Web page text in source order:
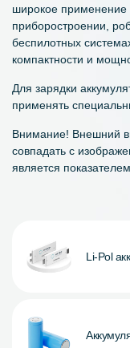
широкое применение
приборостроении,
беспилотных
компактности и
Для зарядки
применять
Внимание! Внешний
совпадать с
является
Li-Pol